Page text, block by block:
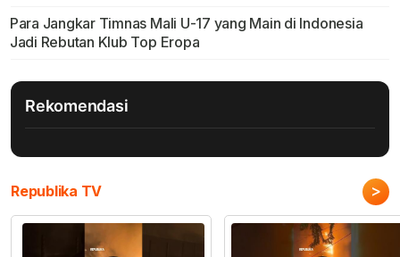
Para Jangkar Timnas Mali U-17 yang Main di Indonesia
Jadi Rebutan Klub Top Eropa
Rekomendasi
Republika TV >